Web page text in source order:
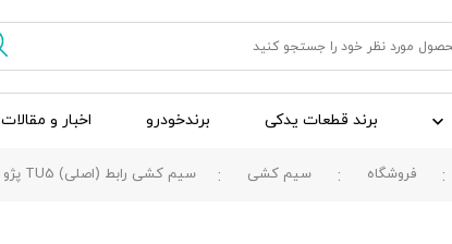
برند قطعات یدکی برندخودرو اخبار و مقالات
فروشگاه سیم کشی سیم کشی رابط (اصلی) TU5 پژو 207 ، YG22242107